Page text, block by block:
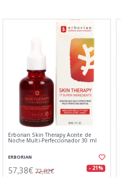
Erborian Skin Therapy Aceite de
Noche Multi-Perfeccionador 30 ml
ERBORIAN
57,38€ 72,82€ - 21%